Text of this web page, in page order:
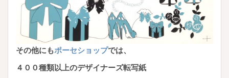
その他にもポーセショップでは、
４００種類以上のデザイナーズ転写紙